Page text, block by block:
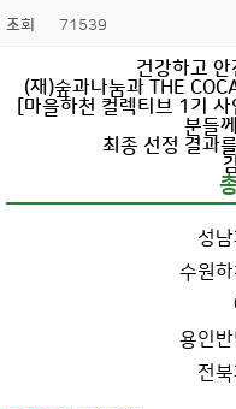
조회 71539
건강하고
(재)숲과나눔과 THE
[마을하천 컬렉티브 1기
분들
최종 선정 결과
성
수원
용인
전